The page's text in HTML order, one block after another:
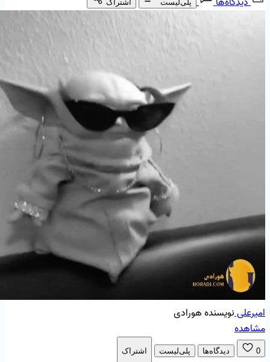
پلی‌لیست اشتراک
امیرعلینویسنده هورادی
مشاهده
0 دیدگاه‌ها پلی‌لیست اشتراک